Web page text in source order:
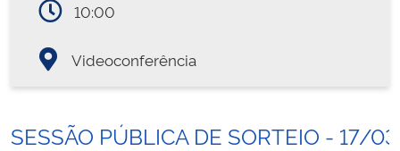
10:00
Videoconferência
SESSÃO PÚBLICA DE SORTEIO - 17/